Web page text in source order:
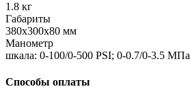
1.8 кг
Габариты
380х300х80 мм
Манометр
шкала: 0-100/0-500 PSI; 0-0.7/0-3.5 МПа
Способы оплаты